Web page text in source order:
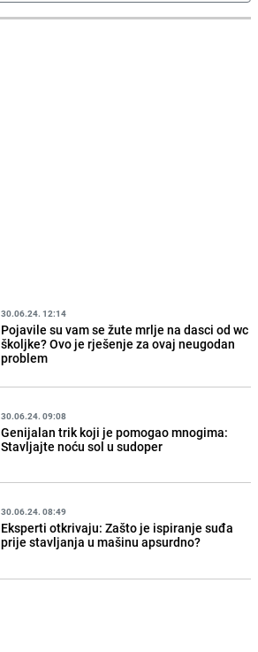
30.06.24. 12:14
Pojavile su vam se žute mrlje na dasci od wc
školjke? Ovo je rješenje za ovaj neugodan
problem
30.06.24. 09:08
Genijalan trik koji je pomogao mnogima:
Stavljajte noću sol u sudoper
30.06.24. 08:49
Eksperti otkrivaju: Zašto je ispiranje suđa
prije stavljanja u mašinu apsurdno?